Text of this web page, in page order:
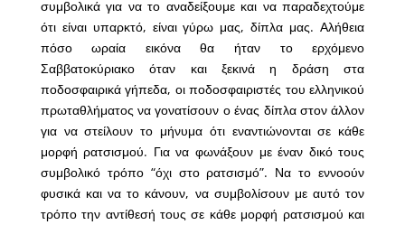
συμβολικά για να το αναδείξουμε και να παραδεχτούμε
ότι είναι υπαρκτό, είναι γύρω μας, δίπλα μας. Αλήθεια
πόσο ωραία εικόνα θα ήταν το ερχόμενο
Σαββατοκύριακο όταν και ξεκινά η δράση στα
ποδοσφαιρικά γήπεδα, οι ποδοσφαιριστές του ελληνικού
πρωταθλήματος να γονατίσουν ο ένας δίπλα στον άλλον
για να στείλουν το μήνυμα ότι εναντιώνονται σε κάθε
μορφή ρατσισμού. Για να φωνάξουν με έναν δικό τους
συμβολικό τρόπο “όχι στο ρατσισμό”. Να το εννοούν
φυσικά και να το κάνουν, να συμβολίσουν με αυτό τον
τρόπο την αντίθεσή τους σε κάθε μορφή ρατσισμού και